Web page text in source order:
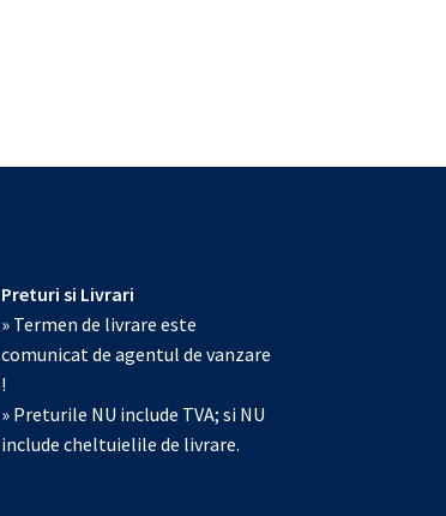
Preturi si Livrari
» Termen de livrare este
comunicat de agentul de vanzare
!
» Preturile NU include TVA; si NU
include cheltuielile de livrare.